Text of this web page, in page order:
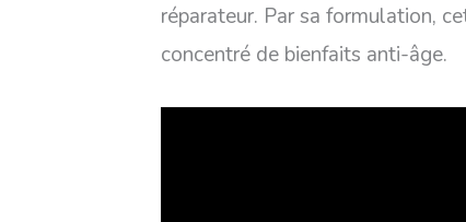
réparateur. Par sa formulation,
concentré de bienfaits anti-âge.